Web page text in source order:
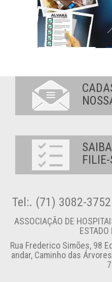
Tel:. (71) 3082-
ASSOCIAÇÃO DE
Rua Frederico Simões, 98
andar, Caminho das